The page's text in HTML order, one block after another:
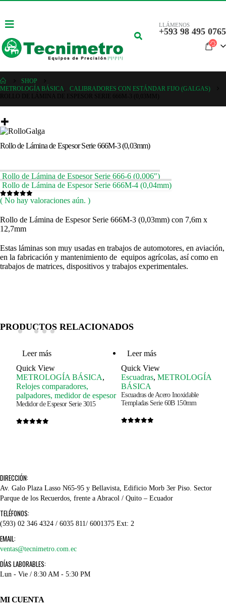
LLÁMENOS
+593 98 495 0765
SHOP
METROLOGÍA BÁSICA
CALIBRADORES CON ESTÁNDAR FIJO (GALGAS)
Rollo de Lámina de Espesor Serie 666M-3 (0,03mm)
Rollo de Lámina de Espesor Serie 666-6 (0,006″)
Rollo de Lámina de Espesor Serie 666M-4 (0,04mm)
0 out of 5
( No hay valoraciones aún. )
Rollo de Lámina de Espesor Serie 666M-3 (0,03mm) con 7,6m x
12,7mm
Estas láminas son muy usadas en trabajos de automotores, en aviación,
en la fabricación y mantenimiento de equipos agrícolas, así como en
trabajos de matrices, dispositivos y trabajos experimentales.
PRODUCTOS RELACIONADOS
Leer más
Quick View
METROLOGÍA BÁSICA,
Relojes comparadores,
palpadores, medidor de espesor
Medidor de Espesor Serie 3015
Leer más
Quick View
Escuadras, METROLOGÍA
BÁSICA
Escuadras de Acero Inoxidable
Templadas Serie 60B 150mm
DIRECCIÓN:
Av. Galo Plaza Lasso N65-95 y Bellavista, Edificio Morb 3er Piso. Sector
Parque de los Recuerdos, frente a Abracol / Quito – Ecuador
TELÉFONOS:
(593) 02 346 4324 / 6035 811/ 6001375 Ext: 2
EMAIL:
ventas@tecnimetro.com.ec
DÍAS LABORABLES:
Lun - Vie / 8:30 AM - 5:30 PM
MI CUENTA